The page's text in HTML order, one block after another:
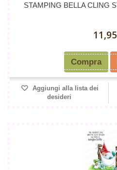
STAMPING BELLA CLING
Compra
Aggiungi alla lista dei
desideri